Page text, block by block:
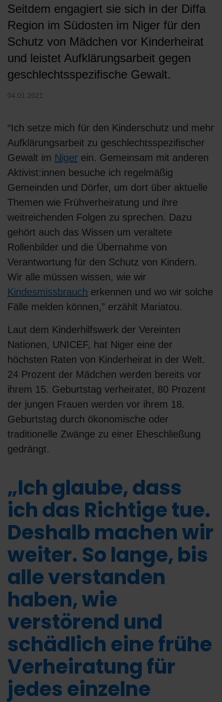
Seitdem engagiert sie sich in der Diffa
Region im Südosten im Niger für den
Schutz von Mädchen vor Kinderheirat
und leistet Aufklärungsarbeit gegen
geschlechtsspezifische Gewalt.
04.01.2021
“Ich setze mich für den Kinderschutz und mehr
Aufklärungsarbeit zu geschlechtsspezifischer
Gewalt im Niger ein. Gemeinsam mit anderen
Aktivist:innen besuche ich regelmäßig
Gemeinden und Dörfer, um dort über aktuelle
Themen wie Frühverheiratung und ihre
weitreichenden Folgen zu sprechen. Dazu
gehört auch das Wissen um veraltete
Rollenbilder und die Übernahme von
Verantwortung für den Schutz von Kindern.
Wir alle müssen wissen, wie wir
Kindesmissbrauch erkennen und wo wir solche
Fälle melden können,” erzählt Mariatou.
Laut dem Kinderhilfswerk der Vereinten
Nationen, UNICEF, hat Niger eine der
höchsten Raten von Kinderheirat in der Welt.
24 Prozent der Mädchen werden bereits vor
ihrem 15. Geburtstag verheiratet, 80 Prozent
der jungen Frauen werden vor ihrem 18.
Geburtstag durch ökonomische oder
traditionelle Zwänge zu einer Eheschließung
gedrängt.
„Ich glaube, dass
ich das Richtige tue.
Deshalb machen wir
weiter. So lange, bis
alle verstanden
haben, wie
verstörend und
schädlich eine frühe
Verheiratung für
jedes einzelne